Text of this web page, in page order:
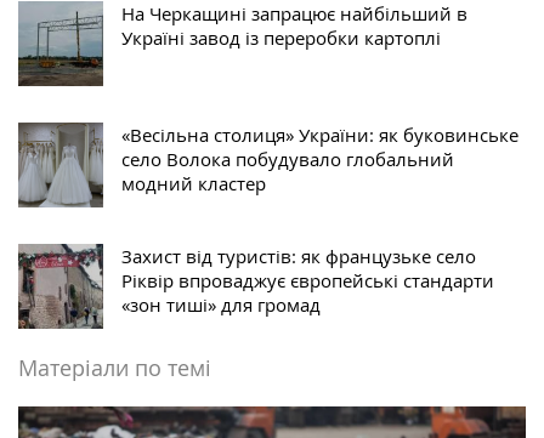
На Черкащині запрацює найбільший в
Україні завод із переробки картоплі
«Весільна столиця» України: як буковинське
село Волока побудувало глобальний
модний кластер
Захист від туристів: як французьке село
Ріквір впроваджує європейські стандарти
«зон тиші» для громад
Матеріали по темі